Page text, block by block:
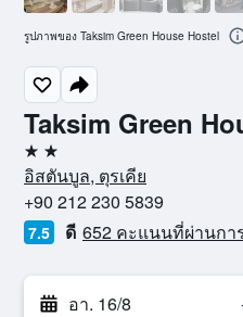
Taksim Green
2 ดาว
อิสตันบูล, ตุรเคีย
+90 212 230 5839
7.5 ดี 652 คะแนนที่ผ่านกา
อา. 16/8
รูปภาพของ Taksim Green House Hostel